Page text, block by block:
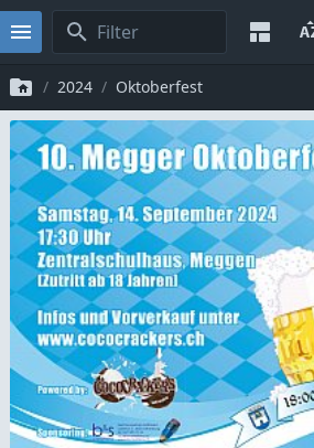
2024 Oktoberfest